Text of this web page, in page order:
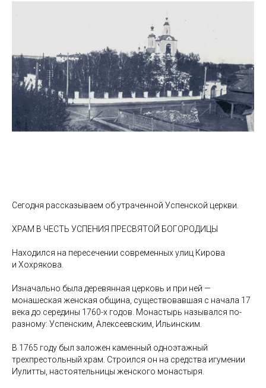
Сегодня рассказываем об утраченной Успенской церкви.
ХРАМ В ЧЕСТЬ УСПЕНИЯ ПРЕСВЯТОЙ БОГОРОДИЦЫ
Находился на пересечении современных улиц Кирова
и Хохрякова.
Изначально была деревянная церковь и при ней —
монашеская женская община, существовавшая с начала 17
века до середины 1760-х годов. Монастырь назывался по-
разному: Успенским, Алексеевским, Ильинским.
В 1765 году был заложен каменный одноэтажный
трехпрестольный храм. Строился он на средства игумении
Иулитты, настоятельницы женского монастыря.